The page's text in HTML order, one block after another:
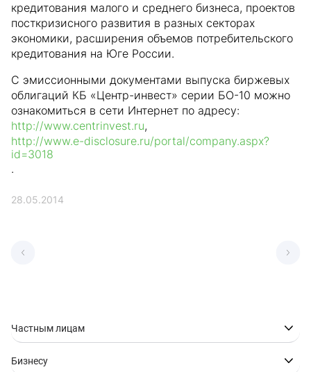
кредитования малого и среднего бизнеса, проектов
посткризисного развития в разных секторах
экономики, расширения объемов потребительского
кредитования на Юге России.
С эмиссионными документами выпуска биржевых
облигаций КБ «Центр-инвест» серии БО-10 можно
ознакомиться в сети Интернет по адресу:
http://www.centrinvest.ru,
http://www.e-disclosure.ru/portal/company.aspx?
id=3018
.
28.05.2014
Частным лицам
Бизнесу